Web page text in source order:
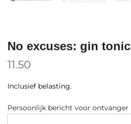
No excuses: gin tonic
11.50
Inclusief belasting.
Persoonlijk bericht voor ontvanger